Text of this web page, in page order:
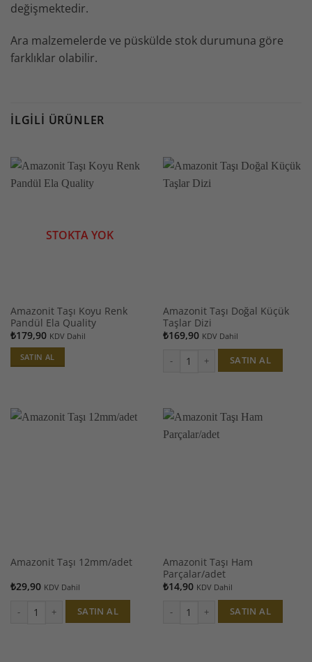
değişmektedir.
Ara malzemelerde ve püskülde stok durumuna göre
farklıklar olabilir.
İLGILI ÜRÜNLER
STOKTA YOK
Amazonit Taşı Koyu Renk
Pandül Ela Quality
₺179,90 KDV Dahil
SATIN AL
Amazonit Taşı Doğal Küçük
Taşlar Dizi
₺169,90 KDV Dahil
Amazonit Taşı Doğal Küçük Taşlar
SATIN AL
Amazonit Taşı 12mm/adet
₺29,90 KDV Dahil
Amazonit Taşı 12mm/adet adet
SATIN AL
Amazonit Taşı Ham
Parçalar/adet
₺14,90 KDV Dahil
Amazonit Taşı Ham Parçalar/adet
SATIN AL